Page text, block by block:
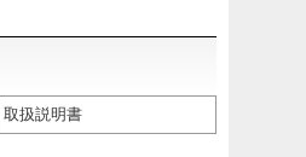
取扱説明書